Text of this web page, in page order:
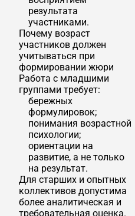
результата
участниками.
Почему возраст
участников должен
учитываться при
формировании жюри
Работа с младшими
группами требует:
бережных
формулировок;
понимания возрастной
психологии;
ориентации на
развитие, а не только
на результат.
Для старших и опытных
коллективов допустима
более аналитическая и
требовательная оценка.